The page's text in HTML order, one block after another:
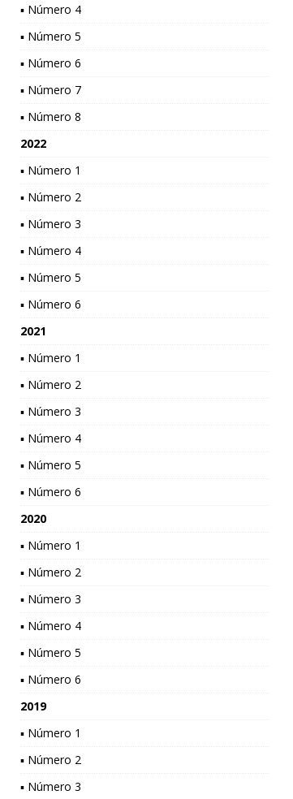
▪ Número 4
▪ Número 5
▪ Número 6
▪ Número 7
▪ Número 8
2022
▪ Número 1
▪ Número 2
▪ Número 3
▪ Número 4
▪ Número 5
▪ Número 6
2021
▪ Número 1
▪ Número 2
▪ Número 3
▪ Número 4
▪ Número 5
▪ Número 6
2020
▪ Número 1
▪ Número 2
▪ Número 3
▪ Número 4
▪ Número 5
▪ Número 6
2019
▪ Número 1
▪ Número 2
▪ Número 3